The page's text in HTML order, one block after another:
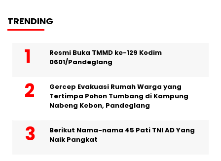
TRENDING
Resmi Buka TMMD ke-129 Kodim
0601/Pandeglang
Gercep Evakuasi Rumah Warga yang
Tertimpa Pohon Tumbang di Kampung
Nabeng Kebon, Pandeglang
Berikut Nama-nama 45 Pati TNI AD Yang
Naik Pangkat